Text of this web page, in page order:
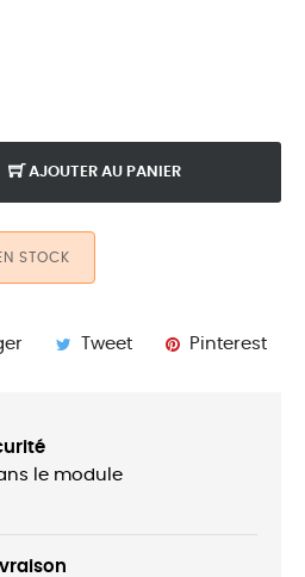
AJOUTER AU PANIER
STOCK
Tweet Pinterest
le module